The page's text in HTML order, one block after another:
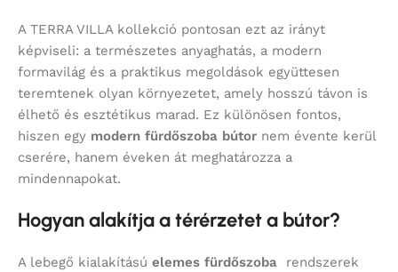
A TERRA VILLA kollekció pontosan ezt az irányt
képviseli: a természetes anyaghatás, a modern
formavilág és a praktikus megoldások együttesen
teremtenek olyan környezetet, amely hosszú távon is
élhető és esztétikus marad. Ez különösen fontos,
hiszen egy modern fürdőszoba bútor nem évente kerül
cserére, hanem éveken át meghatározza a
mindennapokat.
Hogyan alakítja a térérzetet a bútor?
A lebegő kialakítású elemes fürdőszoba
rendszerek